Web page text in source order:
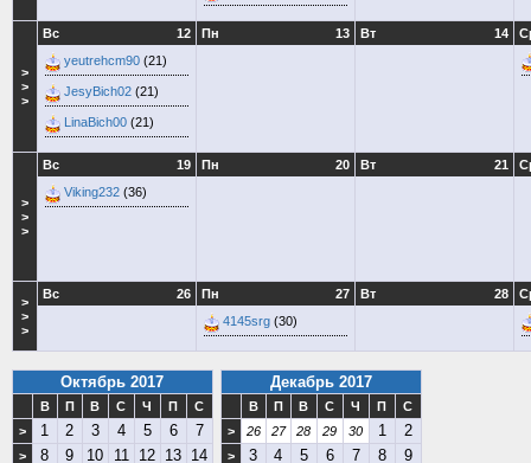
>
>
>
12
Вс
yeutrehcm90 (21)
JesyBich02 (21)
LinaBich00 (21)
13
Пн 14
Вт
>
>
>
19
Вс
Viking232 (36)
20
Пн 21
Вт
>
>
>
26
Вс 27
Пн
4145srg (30)
28
Вт
Октябрь 2017
В П В С Ч П
С
>
1 2 3 4 5 6 7
> 8 9 10 11 12 13 14
Декабрь 2017
В П В С Ч П
С
>
26 27 28 29 30 1 2
> 3 4 5 6 7 8 9